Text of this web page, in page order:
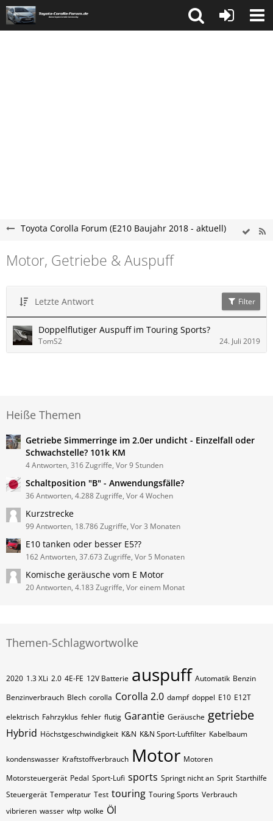
Toyota Corolla Forum (E210 Baujahr 2018 - aktuell)
Motor, Getriebe & Auspuff
Letzte Antwort Filter
Doppelflutiger Auspuff im Touring Sports?
TomS2 24. Juli 2019
Heiße Themen
Getriebe Simmerringe im 2.0er undicht - Einzelfall oder
Schwachstelle? 101k KM
4 Antworten, 316 Zugriffe, Vor 9 Stunden
Schaltposition "B" - Anwendungsfälle?
36 Antworten, 4.288 Zugriffe, Vor 4 Wochen
Kurzstrecke
99 Antworten, 18.786 Zugriffe, Vor 3 Monaten
E10 tanken oder besser E5??
162 Antworten, 37.673 Zugriffe, Vor 5 Monaten
Komische geräusche vom E Motor
20 Antworten, 4.183 Zugriffe, Vor einem Monat
Themen-Schlagwortwolke
2020 1.3 XLi 2.0 4E-FE 12V Batterie auspuff Automatik Benzin
Benzinverbrauch Blech corolla Corolla 2.0 dampf doppel E10 E12T
elektrisch Fahrzyklus fehler flutig Garantie Geräusche getriebe
Hybrid Höchstgeschwindigkeit K&N K&N Sport-Luftfilter Kabelbaum
kondenswasser Kraftstoffverbrauch Motor Motoren
Motorsteuergerät Pedal Sport-Lufi sports Springt nicht an Sprit Starthilfe
Steuergerät Temperatur Test touring Touring Sports Verbrauch
vibrieren wasser wltp wolke Öl